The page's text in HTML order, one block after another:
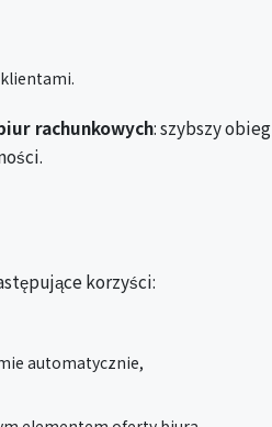
klientami.
rachunkowych: szybszy obieg
korzyści:
automatycznie,